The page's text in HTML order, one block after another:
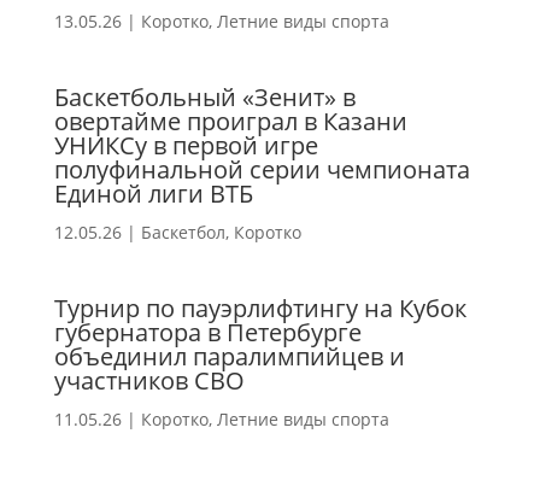
13.05.26| Коротко, Летние виды спорта
Баскетбольный «Зенит» в
овертайме проиграл в Казани
УНИКСу в первой игре
полуфинальной серии чемпионата
Единой лиги ВТБ
12.05.26| Баскетбол, Коротко
Турнир по пауэрлифтингу на Кубок
губернатора в Петербурге
объединил паралимпийцев и
участников СВО
11.05.26| Коротко, Летние виды спорта